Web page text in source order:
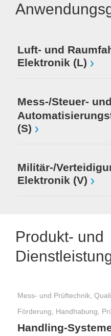
Luft- und
Elektronik (L)
Mess-/Steuer- und
(S)
Militär-/
Elektronik (V)
Produkt- und
Mess- und Prüftechnik,
Förderung, Handhabung,
Handling-